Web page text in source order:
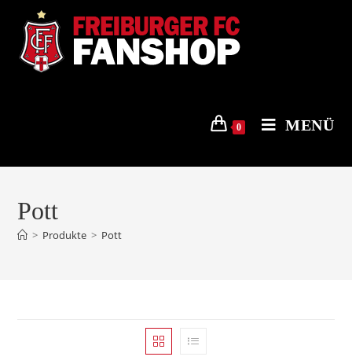
Inhalt
springen
0 MENÜ
Pott
> Produkte > Pott